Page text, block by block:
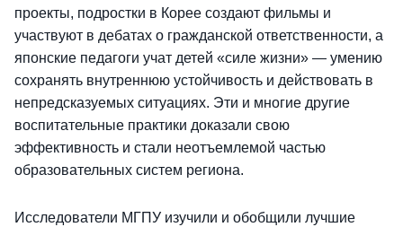
проекты, подростки в Корее создают фильмы и
участвуют в дебатах о гражданской ответственности, а
японские педагоги учат детей «силе жизни» — умению
сохранять внутреннюю устойчивость и действовать в
непредсказуемых ситуациях. Эти и многие другие
воспитательные практики доказали свою
эффективность и стали неотъемлемой частью
образовательных систем региона.
Исследователи МГПУ изучили и обобщили лучшие